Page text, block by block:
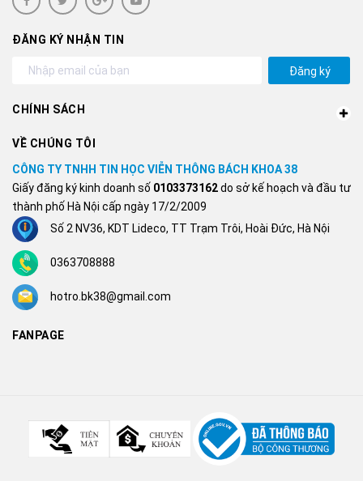
ĐĂNG KÝ NHẬN TIN
Đăng ký
CHÍNH SÁCH
VỀ CHÚNG TÔI
CÔNG TY TNHH TIN HỌC VIỄN THÔNG BÁCH KHOA 38
Giấy đăng ký kinh doanh số 0103373162do sở kế hoạch và đầu tư
thành phố Hà Nội cấp ngày 17/2/2009
Số 2 NV36, KDT Lideco, TT Trạm Trôi, Hoài Đức, Hà Nội
0363708888
hotro.bk38@gmail.com
FANPAGE